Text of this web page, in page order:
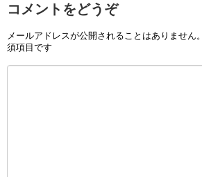
コメントをどうぞ
メールアドレスが公開されることはありません。
須項目です